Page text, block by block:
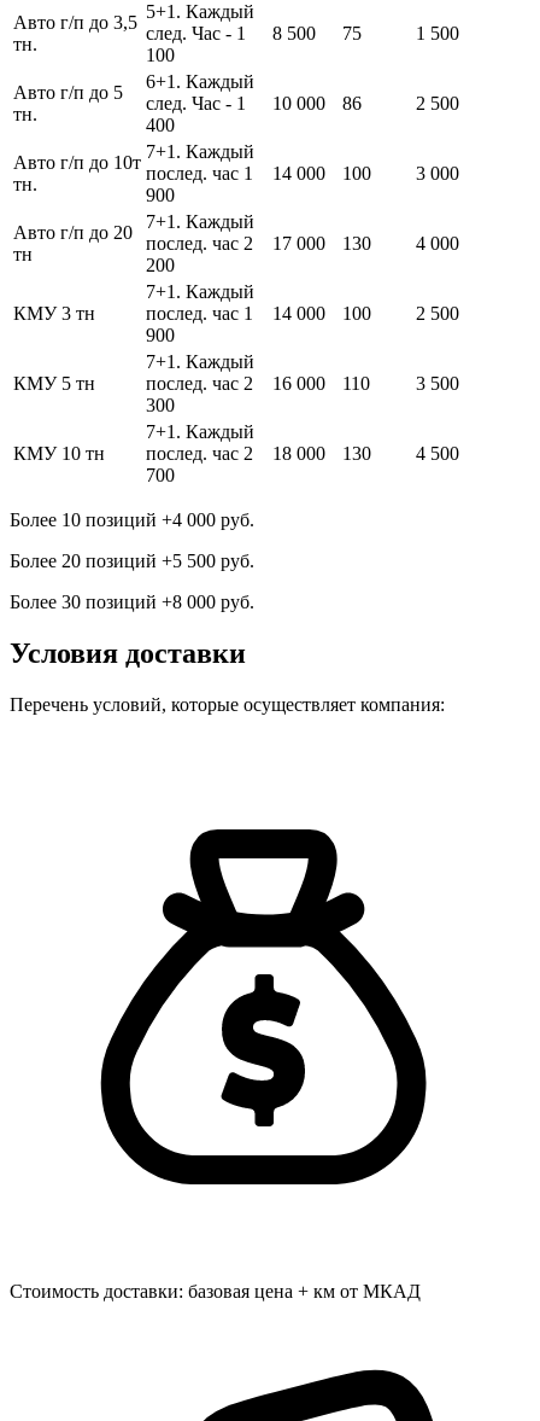
Авто г/п до 3,5
тн.
5+1. Каждый
след. Час - 1
100
8 500 75 1 500
Авто г/п до 5
тн.
6+1. Каждый
след. Час - 1
400
10 000 86 2 500
Авто г/п до 10т
тн.
7+1. Каждый
послед. час 1
900
14 000 100 3 000
Авто г/п до 20
тн
7+1. Каждый
послед. час 2
200
17 000 130 4 000
КМУ 3 тн
7+1. Каждый
послед. час 1
900
14 000 100 2 500
КМУ 5 тн
7+1. Каждый
послед. час 2
300
16 000 110 3 500
КМУ 10 тн
7+1. Каждый
послед. час 2
700
18 000 130 4 500
Более 10 позиций +4 000 руб.
Более 20 позиций +5 500 руб.
Более 30 позиций +8 000 руб.
Условия доставки
Перечень условий, которые осуществляет компания:
Стоимость доставки: базовая цена + км от МКАД